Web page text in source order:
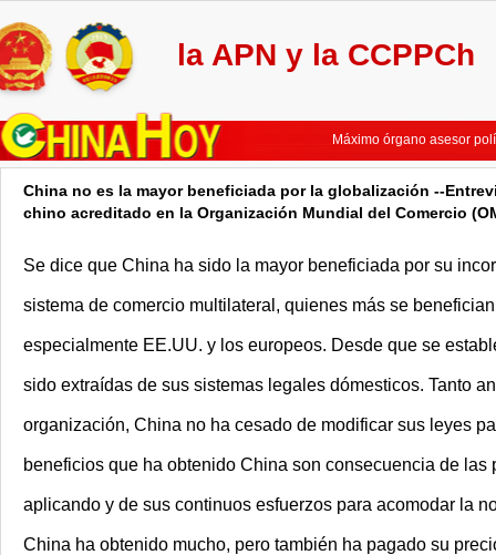
la APN y la CCPPCh
Máximo órgano asesor
China pondrá mayor
No es fácil materializar
Máximo órgano asesor
Líderes chinos se
China no es la mayor beneficiada por la globalización --
chino acreditado en la Organización Mundial del Comercio
Se dice que China ha sido la mayor beneficiada por su
sistema de comercio multilateral, quienes más se
especialmente EE.UU. y los europeos. Desde que se
sido extraídas de sus sistemas legales dómesticos. Tanto
organización, China no ha cesado de modificar sus leyes
beneficios que ha obtenido China son consecuencia de
aplicando y de sus continuos esfuerzos para acomodar la
China ha obtenido mucho, pero también ha pagado su